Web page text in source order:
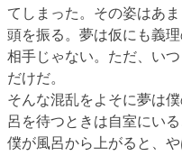
てしまった。その姿はあ
頭を振る。夢は仮にも義
相手じゃない。ただ、い
だけだ。
そんな混乱をよそに夢は
呂を待つときは自室にいる
僕が風呂から上がると、